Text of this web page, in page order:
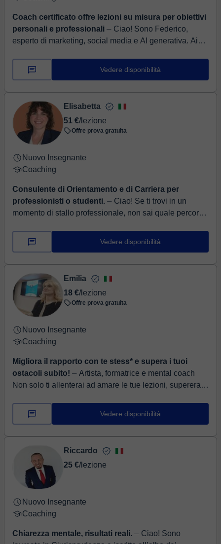
Coach certificato offre lezioni su misura per obiettivi
personali e professionali ⏤ Ciao! Sono Federico,
esperto di marketing, social media e AI generativa. Aiuto
come ChatGPT, ...
Vedere disponibilità
Elisabetta
51 €/lezione
Offre prova gratuita
Nuovo Insegnante
Coaching
Consulente di Orientamento e di Carriera per
professionisti o studenti. ⏤ Ciao! Se ti trovi in un
momento di stallo professionale, non sai quale percorso
semplicemente sent...
Vedere disponibilità
Emilia
18 €/lezione
Offre prova gratuita
Nuovo Insegnante
Coaching
Migliora il rapporto con te stess* e supera i tuoi
ostacoli subito! ⏤ Artista, formatrice e mental coach
Non solo ti allenterai ad amare le tue lezioni, supererai
laureata...
Vedere disponibilità
Riccardo
25 €/lezione
Nuovo Insegnante
Coaching
Chiarezza mentale, risultati reali. ⏤ Ciao! Sono